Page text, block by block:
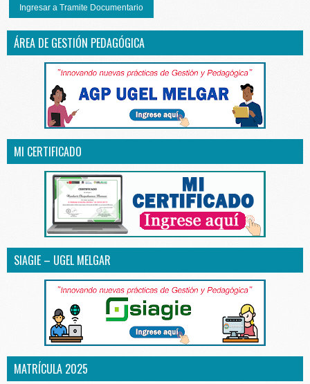
Ingresar a Tramite Documentario
ÁREA DE GESTIÓN PEDAGÓGICA
MI CERTIFICADO
SIAGIE – UGEL MELGAR
MATRÍCULA 2025